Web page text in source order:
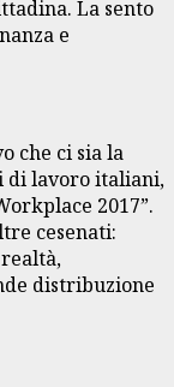
La sento
e
che ci sia la
lavoro italiani,
2017”.
cesenati:
distribuzione